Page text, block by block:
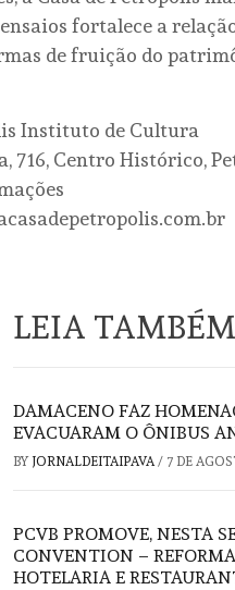
fortalece a
de fruição do
Instituto de Cultura
716, Centro Histórico,
LEIA TAMBÉM
DAMACENO FAZ
EVACUARAM O ÔNIBUS
BY JORNALDEITAIPAVA/ 7 DE
PCVB PROMOVE, NESTA
CONVENTION –
HOTELARIA E